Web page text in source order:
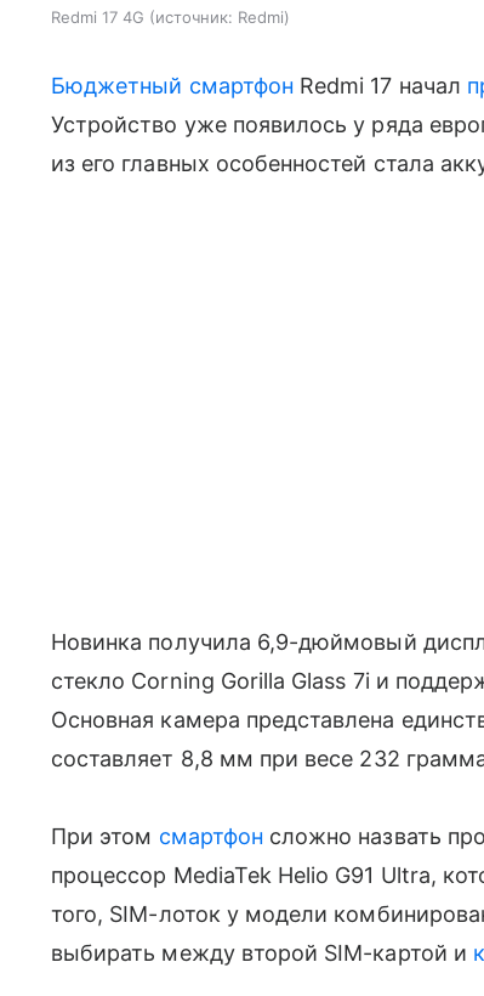
Redmi 17 4G источник: Redmi
Бюджетный смартфон Redmi 17 начал
Устройство уже появилось у ряда
из его главных особенностей стала
Новинка получила 6,9-дюймовый
стекло Corning Gorilla Glass 7i и
Основная камера представлена
составляет 8,8 мм при весе 232
При этом смартфон сложно назвать
процессор MediaTek Helio G91 Ultra,
того, SIM-лоток у модели
выбирать между второй SIM-картой и